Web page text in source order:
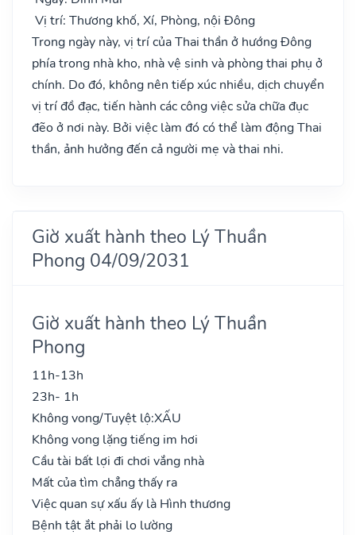
Vị trí: Thương khố, Xí, Phòng, nội Đông
Trong ngày này, vị trí của Thai thần ở hướng Đông
phía trong nhà kho, nhà vệ sinh và phòng thai phụ ở
chính. Do đó, không nên tiếp xúc nhiều, dịch chuyển
vị trí đồ đạc, tiến hành các công việc sửa chữa đục
đẽo ở nơi này. Bởi việc làm đó có thể làm động Thai
thần, ảnh hưởng đến cả người mẹ và thai nhi.
Giờ xuất hành theo Lý Thuần
Phong 04/09/2031
Giờ xuất hành theo Lý Thuần
Phong
11h-13h
23h- 1h
Không vong/Tuyệt lộ:XẤU
Không vong lặng tiếng im hơi
Cầu tài bất lợi đi chơi vắng nhà
Mất của tìm chẳng thấy ra
Việc quan sự xấu ấy là Hình thương
Bệnh tật ắt phải lo lường